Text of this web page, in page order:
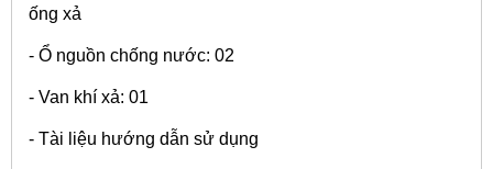
ống xả
- Ổ nguồn chống nước: 02
- Van khí xả: 01
- Tài liệu hướng dẫn sử dụng